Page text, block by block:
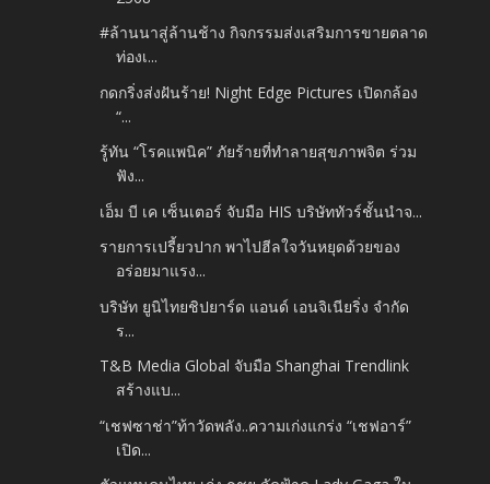
#ล้านนาสู่ล้านช้าง กิจกรรมส่งเสริมการขายตลาด
ท่องเ...
กดกริ่งส่งฝันร้าย! Night Edge Pictures เปิดกล้อง
“...
รู้ทัน “โรคแพนิค” ภัยร้ายที่ทำลายสุขภาพจิต ร่วม
ฟัง...
เอ็ม บี เค เซ็นเตอร์ จับมือ HIS บริษัททัวร์ชั้นนำจ...
รายการเปรี้ยวปาก พาไปฮีลใจวันหยุดด้วยของ
อร่อยมาแรง...
บริษัท ยูนิไทยชิปยาร์ด แอนด์ เอนจิเนียริ่ง จำกัด
ร...
T&B Media Global จับมือ Shanghai Trendlink
สร้างแบ...
“เชฟซาช่า”ท้าวัดพลัง..ความเก่งแกร่ง “เชฟอาร์”
เปิด...